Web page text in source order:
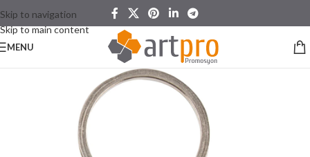
Skip to navigation
Skip to main content
MENU